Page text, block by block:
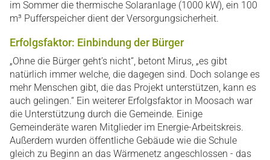
im Sommer die thermische Solaranlage (1000 kW), ein 100
m³ Pufferspeicher dient der Versorgungsicherheit.
Erfolgsfaktor: Einbindung der Bürger
„Ohne die Bürger geht’s nicht“, betont Mirus, „es gibt
natürlich immer welche, die dagegen sind. Doch solange es
mehr Menschen gibt, die das Projekt unterstützen, kann es
auch gelingen.“ Ein weiterer Erfolgsfaktor in Moosach war
die Unterstützung durch die Gemeinde. Einige
Gemeinderäte waren Mitglieder im Energie-Arbeitskreis.
Außerdem wurden öffentliche Gebäude wie die Schule
gleich zu Beginn an das Wärmenetz angeschlossen - das